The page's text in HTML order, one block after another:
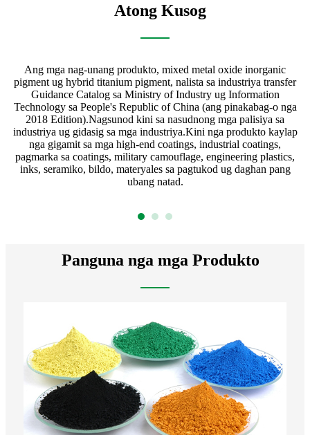
Atong Kusog
Ang mga nag-unang produkto, mixed metal oxide inorganic
pigment ug hybrid titanium pigment, nalista sa industriya transfer
Guidance Catalog sa Ministry of Industry ug Information
Technology sa People's Republic of China (ang pinakabag-o nga
2018 Edition).Nagsunod kini sa nasudnong mga palisiya sa
industriya ug gidasig sa mga industriya.Kini nga produkto kaylap
nga gigamit sa mga high-end coatings, industrial coatings,
pagmarka sa coatings, military camouflage, engineering plastics,
inks, seramiko, bildo, materyales sa pagtukod ug daghan pang
ubang natad.
Panguna nga mga Produkto